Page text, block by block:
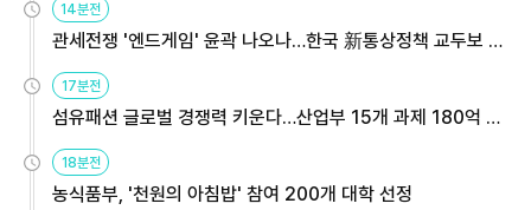
14분전
관세전쟁 '엔드게임' 윤곽 나오나…한국 新통상정책 교두보 활
용해야
17분전
섬유패션 글로벌 경쟁력 키운다…산업부 15개 과제 180억 지
원
18분전
농식품부, '천원의 아침밥' 참여 200개 대학 선정